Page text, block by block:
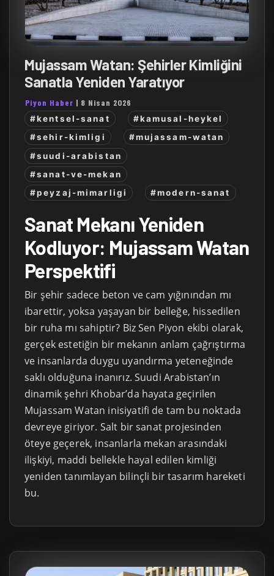
Mujassam Watan: Şehirler Kimliğini
Sanatla Yeniden Yaratıyor
Piyon Haber | 8 Nisan 2026
#kentsel-sanat
#kamusal-heykel
#sehir-kimligi
#mujassam-watan
#suudi-arabistan
#sanat-ve-mekan
#peyzaj-mimarligi
#modern-sanat
Sanat Mekanı Yeniden
Kodluyor: Mujassam Watan
Perspektifi
Bir şehir sadece beton ve cam yığınından mı
ibarettir, yoksa yaşayan bir belleğe, hissedilen
bir ruha mı sahiptir? Biz Sen Piyon ekibi olarak,
gerçek estetiğin bir mekanın anlam çağrıştırma
ve insanlarda duygu uyandırma yeteneğinde
saklı olduğuna inanırız. Suudi Arabistan’ın
dinamik şehri Khobar’da hayata geçirilen
Mujassam Watan inisiyatifi de tam bu noktada
devreye giriyor. Salt bir sanat projesinden
öteye geçerek, insanlarla mekan arasındaki
ilişkiyi, maddi bellekle hayal edilen kimliği
yeniden tanımlayan bilinçli bir tasarım hareketi
bu.